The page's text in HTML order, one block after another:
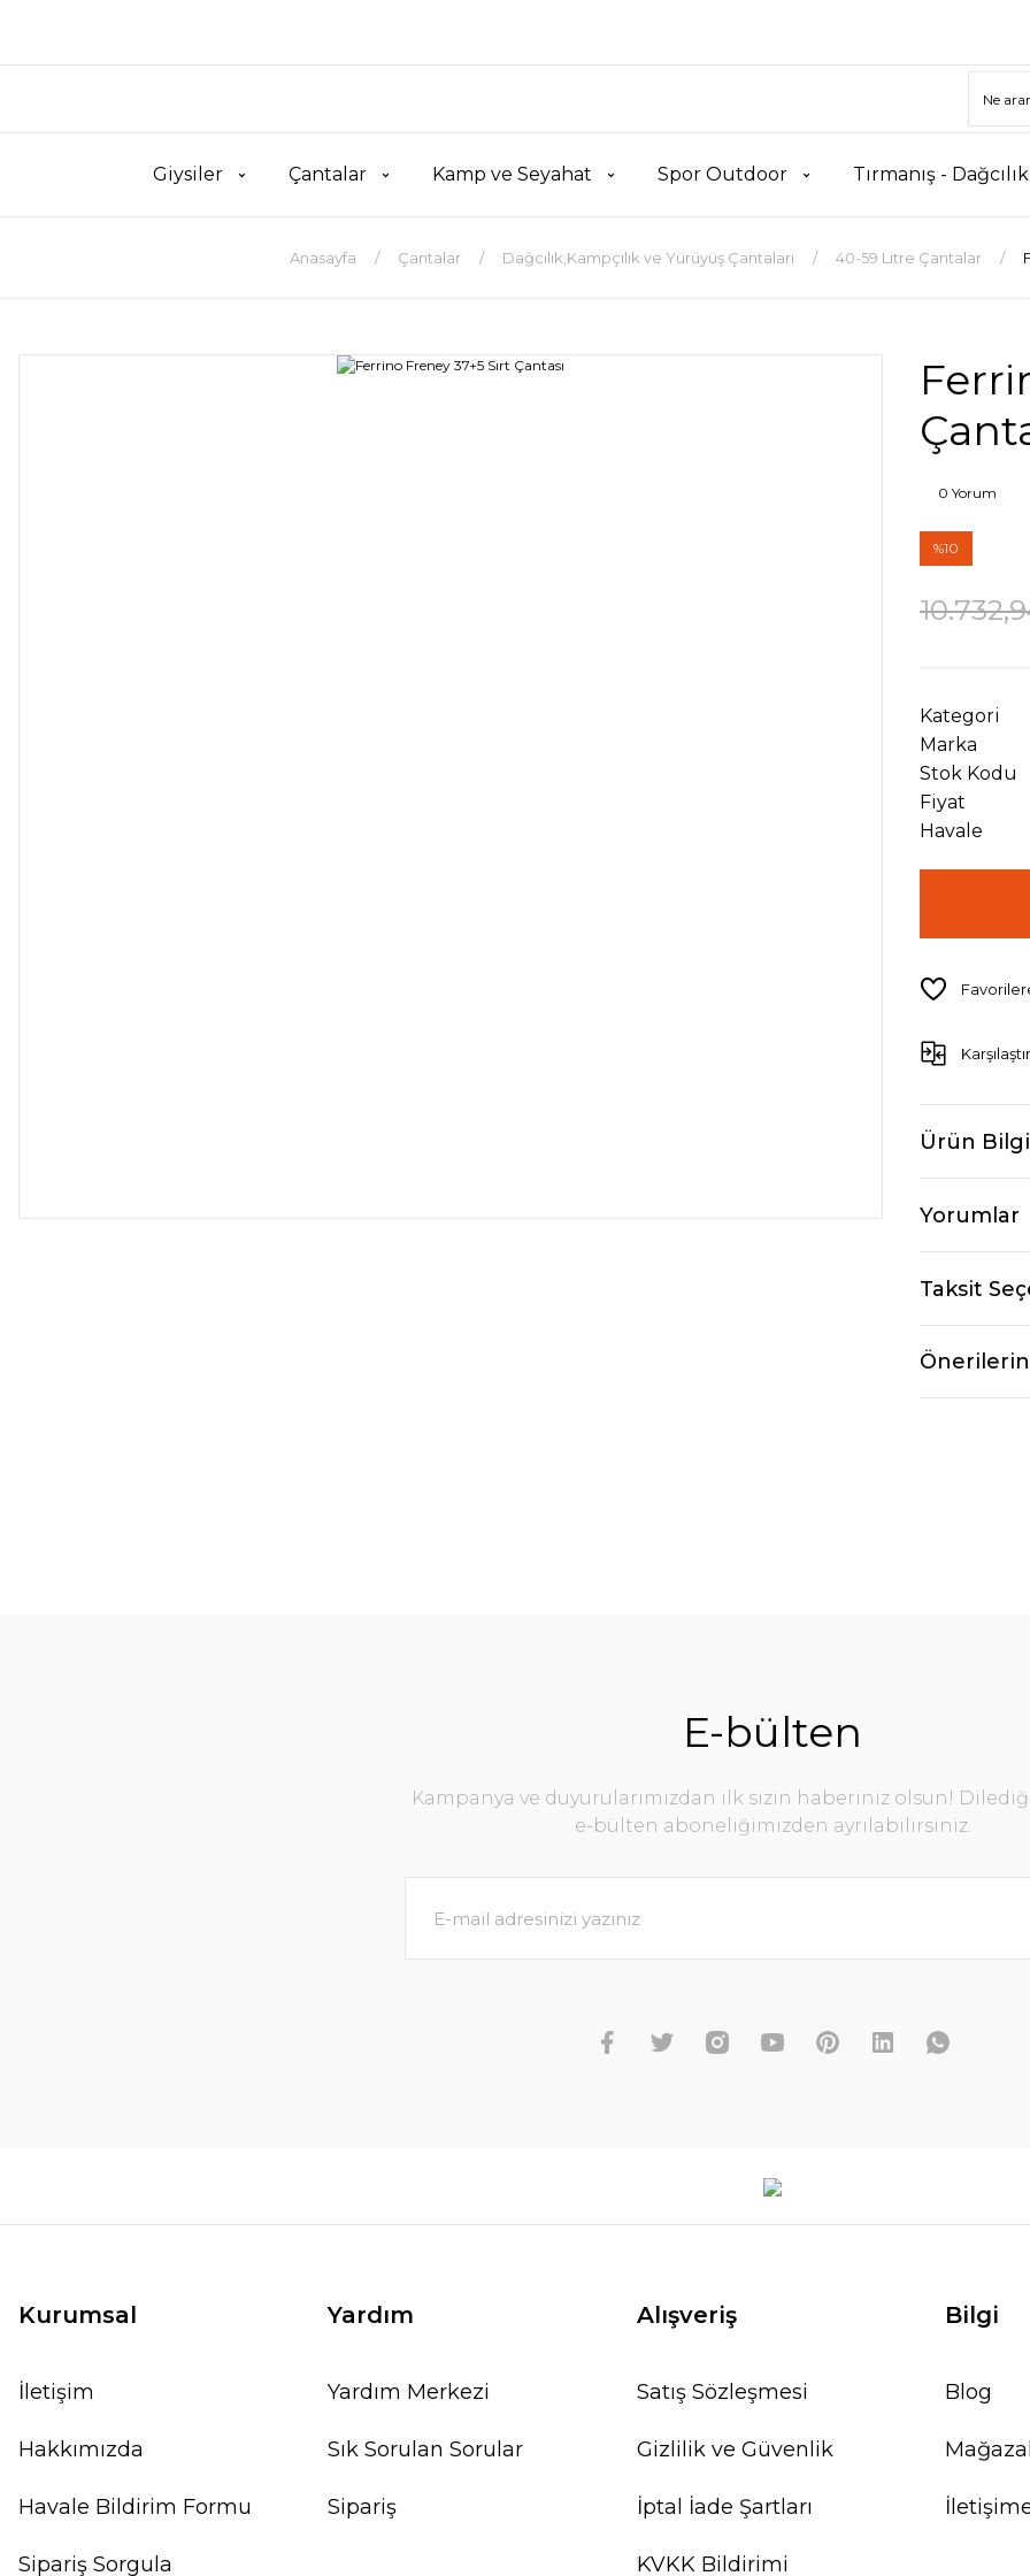
Giysiler Çantalar Kamp ve Seyahat Spor Outdoor Tırmanış -
Anasayfa Çantalar Dağcılık,Kampçılık ve Yürüyüş Çantaları 40-59 Litre Çantalar
0 Yorum
%10
Kategori
Marka
Stok Kodu
Fiyat
Havale
Karşılaştır
Ürün
Yorumlar
Taksit
E-bülten
Kampanya ve duyurularımızdan ilk sizin haberiniz olsun!
e-bülten aboneliğimizden ayrılabilirsiniz.
Kurumsal
İletişim
Hakkımızda
Havale Bildirim Formu
Sipariş Sorgula
Yardım
Yardım Merkezi
Sık Sorulan Sorular
Sipariş
Alışveriş
Satış Sözleşmesi
Gizlilik ve Güvenlik
İptal İade Şartları
KVKK Bildirimi
Bilgi
Blog